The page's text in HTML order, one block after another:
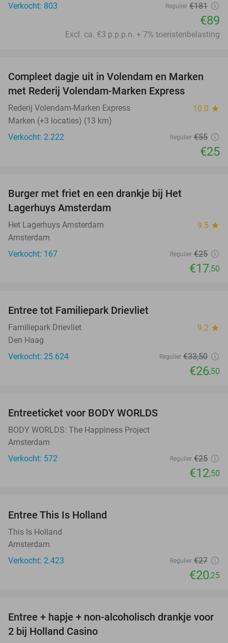
Verkocht: 803
Regulier €181
€89
Excl. ca. €3 p.p.p.n. + 7% toeristenbelasting
55%
Compleet dagje uit in Volendam en Marken
met Rederij Volendam-Marken Express
Rederij Volendam-Marken Express 10.0 star
Marken (+3 locaties) (13 km)
Verkocht: 2.222
Regulier €55
€25
Burger met friet en een drankje bij Het
Lagerhuys Amsterdam
Het Lagerhuys Amsterdam 9.5 star
Amsterdam
Verkocht: 167
Regulier €25
€17,50
Entree tot Familiepark Drievliet
Familiepark Drievliet 9.2 star
Den Haag
Verkocht: 25.624
Regulier €33,50
€26,50
Entreeticket voor BODY WORLDS
BODY WORLDS: The Happiness Project
Amsterdam
Verkocht: 572
Regulier €25
€12,50
Entree This Is Holland
This Is Holland
Amsterdam
Verkocht: 2.423
Regulier €27
€20,25
52%
Entree + hapje + non-alcoholisch drankje voor
2 bij Holland Casino